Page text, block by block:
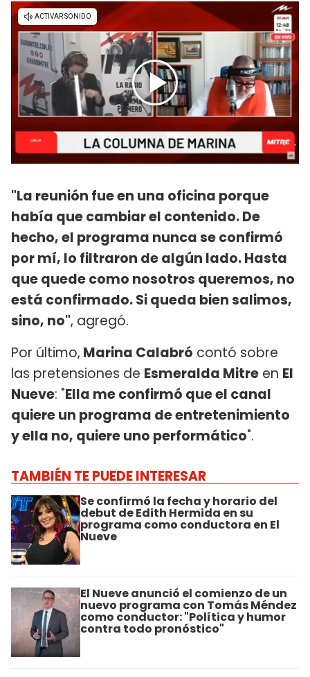
"La reunión fue en una oficina porque
había que cambiar el contenido. De
hecho, el programa nunca se confirmó
por mí, lo filtraron de algún lado. Hasta
que quede como nosotros queremos, no
está confirmado. Si queda bien salimos,
sino, no", agregó.
Por último, Marina Calabró contó sobre
las pretensiones de Esmeralda Mitre en El
Nueve: "Ella me confirmó que el canal
quiere un programa de entretenimiento
y ella no, quiere uno performático".
TAMBIÉN TE PUEDE INTERESAR
Se confirmó la fecha y horario del
debut de Edith Hermida en su
programa como conductora en El
Nueve
El Nueve anunció el comienzo de un
nuevo programa con Tomás Méndez
como conductor: "Política y humor
contra todo pronóstico"